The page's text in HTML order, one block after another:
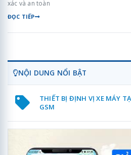
xác và an toàn
ĐỌC TIẾP
NỘI DUNG NỔI BẬT
THIẾT BỊ ĐỊNH VỊ XE MÁY
GSM